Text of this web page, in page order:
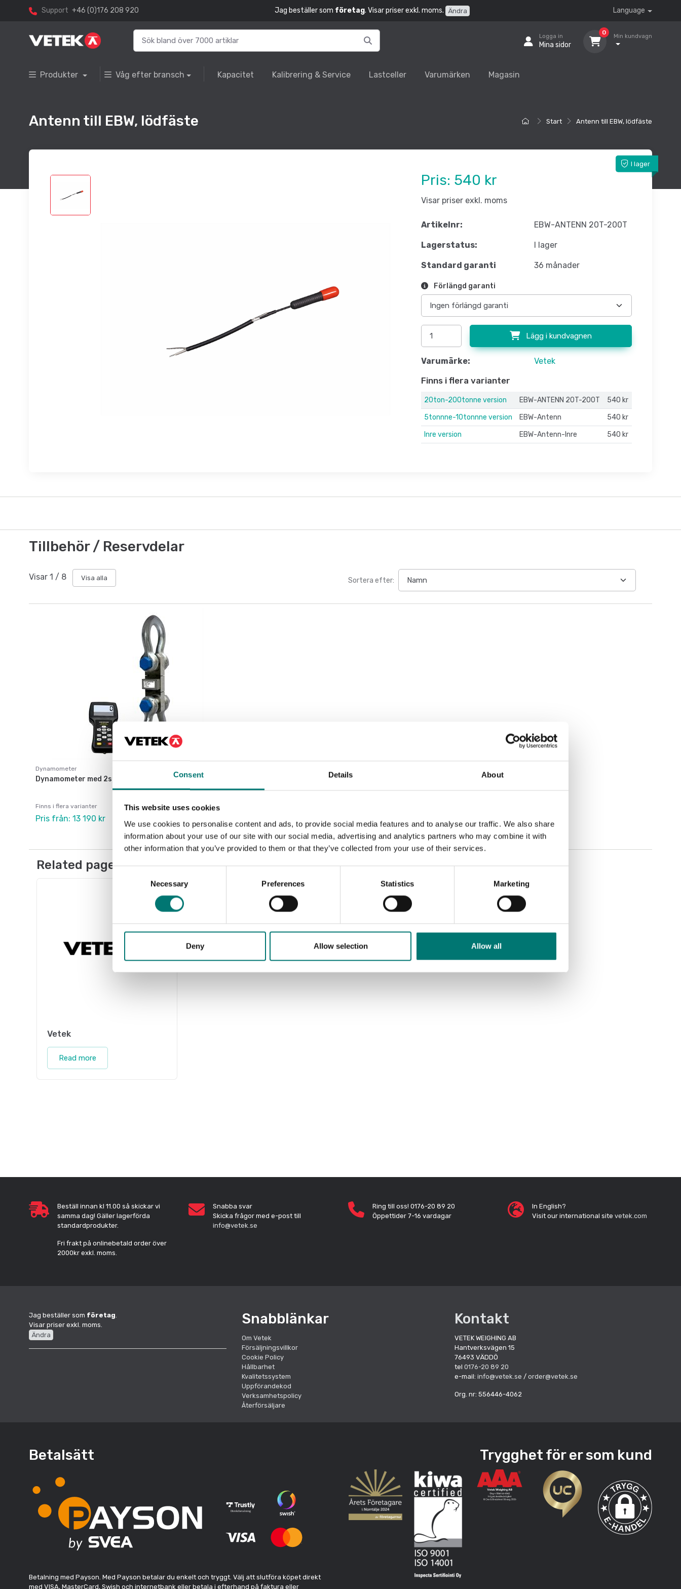
Consent Details About
This website uses cookies
We use cookies to personalise content and ads, to provide social media features and to analyse our traffic. We also share
information about your use of our site with our social media, advertising and analytics partners who may combine it with
other information that you’ve provided to them or that they’ve collected from your use of their services.
Consent
Necessary Preferences Statistics Marketing
Deny Allow selection Allow all
Support +46 (0)176 208 920 Jag beställer som företag. Visar priser exkl. moms. Ändra Language
Logga in
Mina sidor
0
Min kundvagn
Produkter Våg efter bransch Kapacitet Kalibrering & Service Lastceller Varumärken Magasin
Start Antenn till EBW, lödfäste
Antenn till EBW, lödfäste
I lager
Pris: 540 kr
Visar priser exkl. moms
Artikelnr: EBW-ANTENN 20T-200T
Lagerstatus: I lager
Standard garanti 36 månader
Förlängd garanti
Lägg i kundvagnen
Varumärke: Vetek
Finns i flera varianter
20ton-200tonne version EBW-ANTENN 20T-200T
540 kr
5tonnne-10tonnne version
EBW-Antenn
540 kr
Inre version
EBW-Antenn-Inre 540 kr
Tillbehör / Reservdelar
Visar 1 / 8 Visa alla Sortera efter:
Dynamometer
Dynamometer med 2st schakel och trådlös display
Finns i flera varianter
Pris från: 13 190 kr
Related pages
Vetek
Read more
Beställ innan kl 11.00 så skickar vi
samma dag! Gäller lagerförda
standardprodukter.
Fri frakt på onlinebetald order över
2000kr exkl. moms.
Snabba svar
Skicka frågor med e-post till
info@vetek.se
Ring till oss! 0176-20 89 20
Öppettider 7-16 vardagar
In English?
Visit our international site vetek.com
Jag beställer som företag
Visar priser exkl. moms.
Ändra
Snabblänkar
Om Vetek
Försäljningsvillkor
Cookie Policy
Hållbarhet
Kvalitetssystem
Uppförandekod
Verksamhetspolicy
Återförsäljare
Kontakt
VETEK WEIGHING AB
Hantverksvägen 15
76493 VÄDDÖ
tel 0176-20 89 20
e-mail: info@vetek.se / order@vetek.se
Org. nr: 556446-4062
Betalsätt
Betalning med Payson. Med Payson betalar du enkelt och tryggt. Välj att slutföra köpet direkt
med VISA, MasterCard, Swish och internetbank eller betala i efterhand på faktura eller
Trygghet för er som kund